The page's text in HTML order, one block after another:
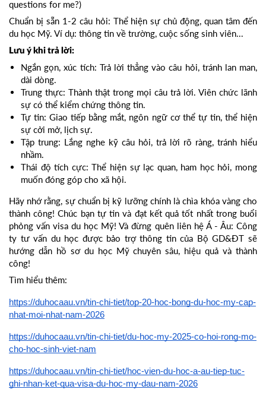
questions for me?)
Chuẩn bị sẵn 1-2 câu hỏi: Thể hiện sự chủ động, quan tâm đến
du học Mỹ. Ví dụ: thông tin về trường, cuộc sống sinh viên...
Lưu ý khi trả lời:
Ngắn gọn, xúc tích: Trả lời thẳng vào câu hỏi, tránh lan man,
dài dòng.
Trung thực: Thành thật trong mọi câu trả lời. Viên chức lãnh
sự có thể kiểm chứng thông tin.
Tự tin: Giao tiếp bằng mắt, ngôn ngữ cơ thể tự tin, thể hiện
sự cởi mở, lịch sự.
Tập trung: Lắng nghe kỹ câu hỏi, trả lời rõ ràng, tránh hiểu
nhầm.
Thái độ tích cực: Thể hiện sự lạc quan, ham học hỏi, mong
muốn đóng góp cho xã hội.
Hãy nhớ rằng, sự chuẩn bị kỹ lưỡng chính là chìa khóa vàng cho
thành công! Chúc bạn tự tin và đạt kết quả tốt nhất trong buổi
phỏng vấn visa du học Mỹ! Và đừng quên liên hệ Á - Âu: Công
ty tư vấn du học được bảo trợ thông tin của Bộ GD&ĐT sẽ
hướng dẫn hồ sơ du học Mỹ chuyên sâu, hiệu quả và thành
công!
Tìm hiểu thêm:
https://duhocaau.vn/tin-chi-tiet/top-20-hoc-bong-du-hoc-my-cap-
nhat-moi-nhat-nam-2026
https://duhocaau.vn/tin-chi-tiet/du-hoc-my-2025-co-hoi-rong-mo-
cho-hoc-sinh-viet-nam
https://duhocaau.vn/tin-chi-tiet/hoc-vien-du-hoc-a-au-tiep-tuc-
ghi-nhan-ket-qua-visa-du-hoc-my-dau-nam-2026